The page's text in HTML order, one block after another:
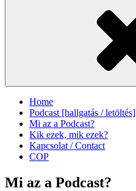
Home
Podcast [hallgatás / letöltés]
Mi az a Podcast?
Kik ezek, mik ezek?
Kapcsolat / Contact
COP
Mi az a Podcast?